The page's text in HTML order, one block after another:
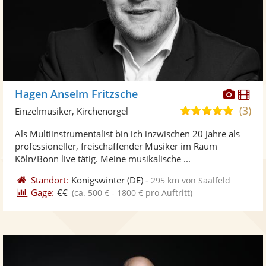
Fotos
Hagen Anselm Fritzsche
5,0
5
(3)
Einzelmusiker, Kirchenorgel
Als Multiinstrumentalist bin ich inzwischen 20 Jahre als
professioneller, freischaffender Musiker im Raum
Köln/Bonn live tätig. Meine musikalische ...
Standort: Königswinter (DE) - 295 km von Saalfeld
Gage: €€ (ca. 500 € - 1800 € pro Auftritt)